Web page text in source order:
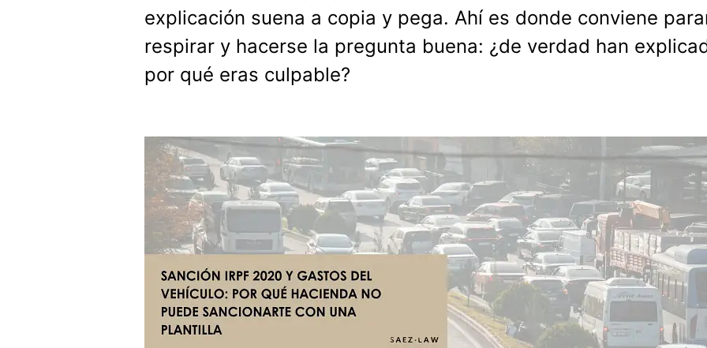
explicación suena a copia y pega. Ahí es donde conviene
respirar y hacerse la pregunta buena: ¿de verdad han
por qué eras culpable?